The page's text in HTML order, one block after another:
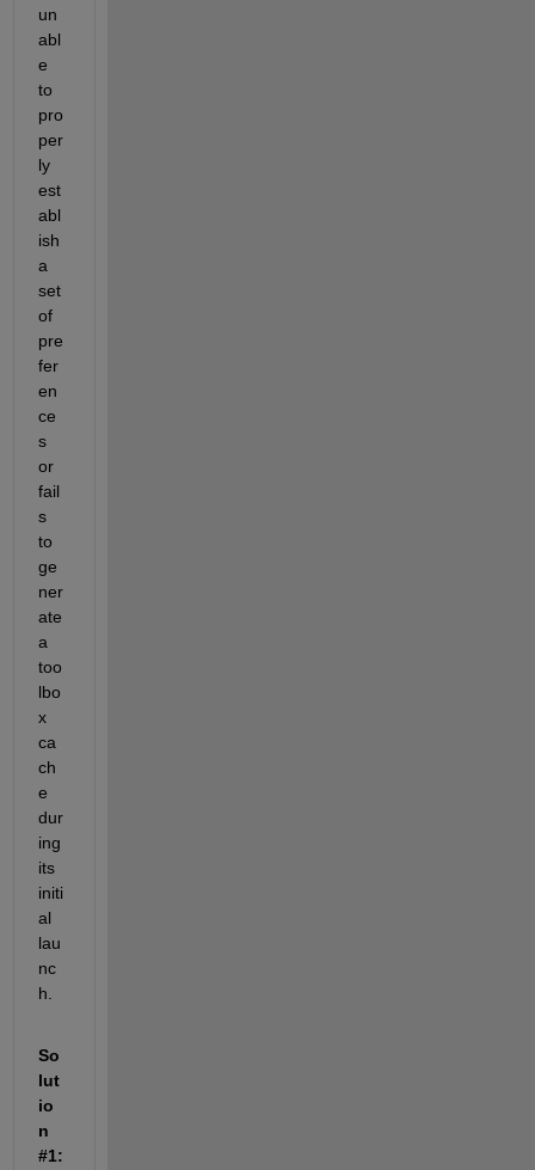
un
abl
e
to
pro
per
ly
est
abl
ish
a
set
of
pre
fer
en
ce
s
or
fail
s
to
ge
ner
ate
a
too
lbo
x
ca
ch
e
dur
ing
its
initi
al
lau
nc
h.
So
lut
io
n
#1: